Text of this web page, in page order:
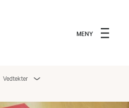
MENY
Vedtekter